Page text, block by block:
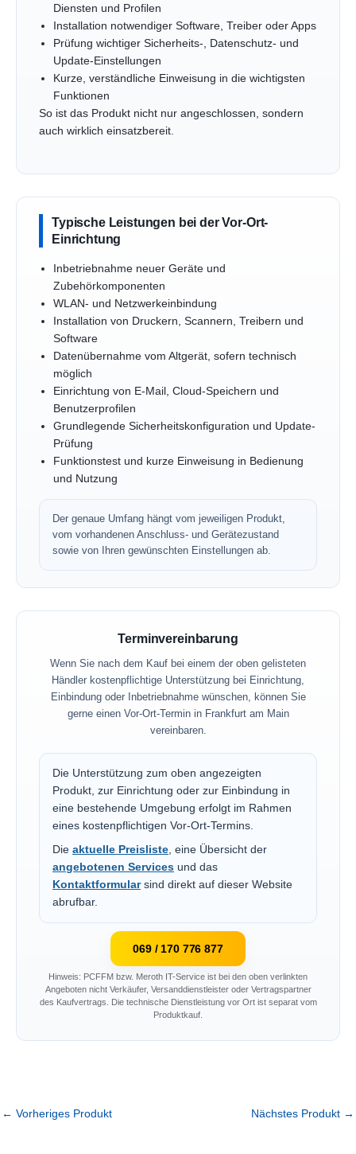
Diensten und Profilen
Installation notwendiger Software, Treiber oder Apps
Prüfung wichtiger Sicherheits-, Datenschutz- und
Update-Einstellungen
Kurze, verständliche Einweisung in die wichtigsten
Funktionen
So ist das Produkt nicht nur angeschlossen, sondern
auch wirklich einsatzbereit.
Typische Leistungen bei der Vor-Ort-
Einrichtung
Inbetriebnahme neuer Geräte und
Zubehörkomponenten
WLAN- und Netzwerkeinbindung
Installation von Druckern, Scannern, Treibern und
Software
Datenübernahme vom Altgerät, sofern technisch
möglich
Einrichtung von E-Mail, Cloud-Speichern und
Benutzerprofilen
Grundlegende Sicherheitskonfiguration und Update-
Prüfung
Funktionstest und kurze Einweisung in Bedienung
und Nutzung
Der genaue Umfang hängt vom jeweiligen Produkt,
vom vorhandenen Anschluss- und Gerätezustand
sowie von Ihren gewünschten Einstellungen ab.
Terminvereinbarung
Wenn Sie nach dem Kauf bei einem der oben gelisteten
Händler kostenpflichtige Unterstützung bei Einrichtung,
Einbindung oder Inbetriebnahme wünschen, können Sie
gerne einen Vor-Ort-Termin in Frankfurt am Main
vereinbaren.
Die Unterstützung zum oben angezeigten
Produkt, zur Einrichtung oder zur Einbindung in
eine bestehende Umgebung erfolgt im Rahmen
eines kostenpflichtigen Vor-Ort-Termins.
Die aktuelle Preisliste, eine Übersicht der
angebotenen Services und das
Kontaktformularsind direkt auf dieser Website
abrufbar.
069 / 170 776 877
Hinweis: PCFFM bzw. Meroth IT-Service ist bei den oben verlinkten
Angeboten nicht Verkäufer, Versanddienstleister oder Vertragspartner
des Kaufvertrags. Die technische Dienstleistung vor Ort ist separat vom
Produktkauf.
← Vorheriges Produkt Nächstes Produkt →